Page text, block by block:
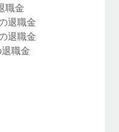
職金
退職金
退職金
職金